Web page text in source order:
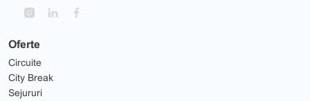
Oferte
Circuite
City Break
Sejururi